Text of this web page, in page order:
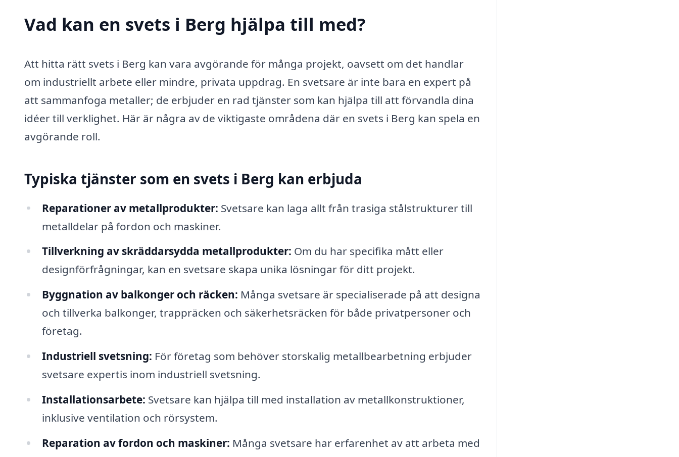
Vad kan en svets i Berg hjälpa till med?
Att hitta rätt svets i Berg kan vara avgörande för många projekt, oavsett om det handlar
om industriellt arbete eller mindre, privata uppdrag. En svetsare är inte bara en expert på
att sammanfoga metaller; de erbjuder en rad tjänster som kan hjälpa till att förvandla dina
idéer till verklighet. Här är några av de viktigaste områdena där en svets i Berg kan spela en
avgörande roll.
Typiska tjänster som en svets i Berg kan erbjuda
Reparationer av metallprodukter: Svetsare kan laga allt från trasiga stålstrukturer till
metalldelar på fordon och maskiner.
Tillverkning av skräddarsydda metallprodukter: Om du har specifika mått eller
designförfrågningar, kan en svetsare skapa unika lösningar för ditt projekt.
Byggnation av balkonger och räcken: Många svetsare är specialiserade på att designa
och tillverka balkonger, trappräcken och säkerhetsräcken för både privatpersoner och
företag.
Industriell svetsning: För företag som behöver storskalig metallbearbetning erbjuder
svetsare expertis inom industriell svetsning.
Installationsarbete: Svetsare kan hjälpa till med installation av metallkonstruktioner,
inklusive ventilation och rörsystem.
Reparation av fordon och maskiner: Många svetsare har erfarenhet av att arbeta med